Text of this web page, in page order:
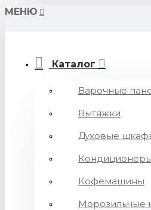
МЕНЮ
Каталог
Варочные
Вытяжки
Духовые
Кофемашины
Морозильные